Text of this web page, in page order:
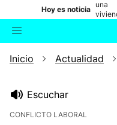
Hoy es noticia
una
de
Buscador
Inicio Actualidad
Escuchar
CONFLICTO LABORAL